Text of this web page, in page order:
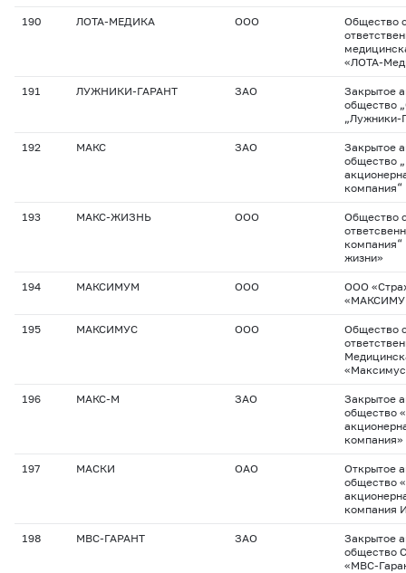
190 ЛОТА-МЕДИКА ООО
Общество
«ЛОТА-
191 ЛУЖНИКИ-ГАРАНТ ЗАО
Закрытое
общество
„Лужники-
192 МАКС ЗАО
Закрытое
общество
компания“
193 МАКС-ЖИЗНЬ ООО
Общество
жизни»
194 МАКСИМУМ ООО
ООО
195 МАКСИМУС ООО
Общество
196 МАКС-М ЗАО
Закрытое
общество
компания»
197 МАСКИ ОАО
Открытое
общество
компания
198 МВС-ГАРАНТ ЗАО
Закрытое
общество
«МВС-